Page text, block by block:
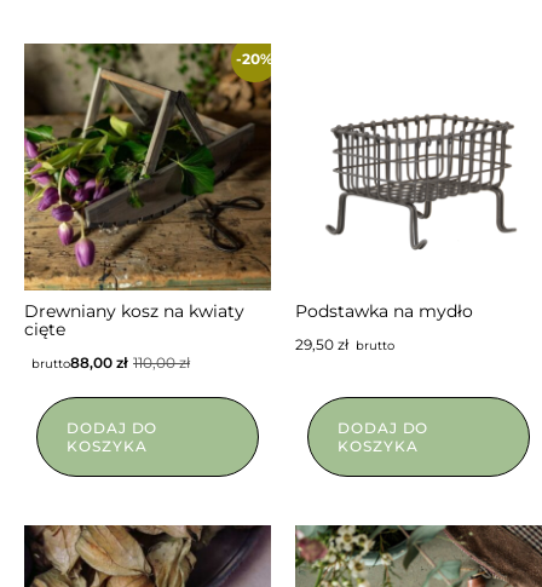
-20%
Drewniany kosz na kwiaty
cięte
110,00zł
88,00 zł
brutto
DODAJ DO
KOSZYKA
Podstawka na mydło
29,50 złbrutto
DODAJ DO
KOSZYKA